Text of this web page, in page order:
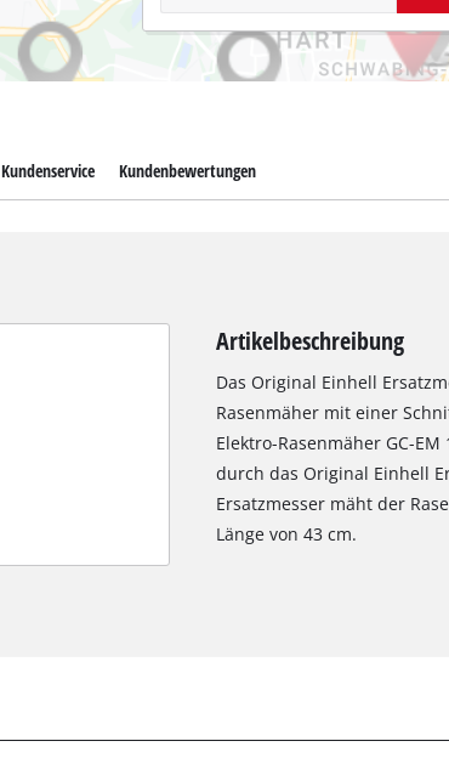
Kundenservice Kundenbewertungen
Artikelbeschreibung
Das Original Einhell
Rasenmäher mit einer
Elektro-Rasenmäher GC-
durch das Original Einhell
Ersatzmesser mäht der
Länge von 43 cm.